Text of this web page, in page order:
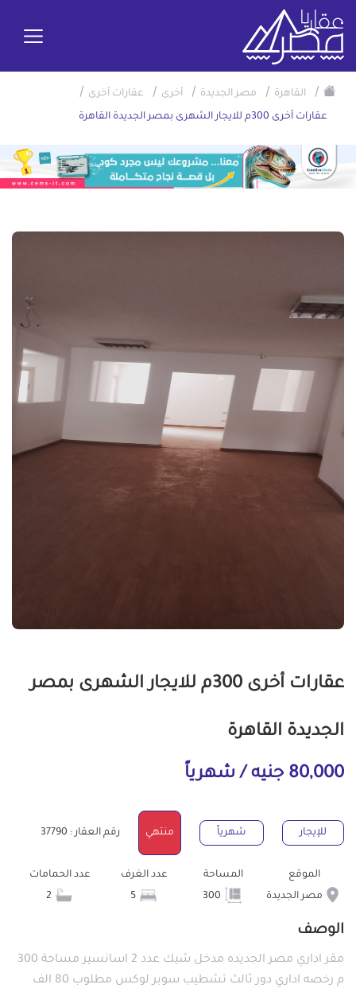
/ القاهرة / مصر الجديدة / أخرى / عقارات أخرى /
عقارات أخرى 300م للايجار الشهرى بمصر الجديدة القاهرة
عقارات أخرى 300م للايجار الشهرى بمصر
الجديدة القاهرة
80,000 جنيه / شهرياً
للإيجار شهرياً منتهي رقم العقار : 37790
الموقع
مصر الجديدة
المساحة
عدد الغرف
عدد الحمامات
الوصف
مقر اداري مصر الجديده مدخل شيك عدد 2 اسانسير مساحة 300
م رخصه اداري دور ثالث تشطيب سوبر لوكس مطلوب 80 الف